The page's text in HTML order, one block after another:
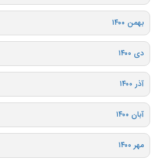
بهمن ۱۴۰۰
دی ۱۴۰۰
آذر ۱۴۰۰
آبان ۱۴۰۰
مهر ۱۴۰۰